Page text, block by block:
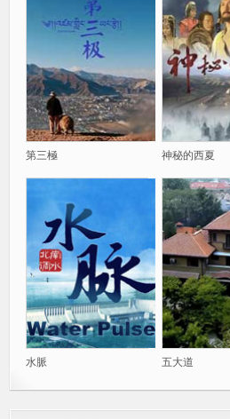
第三極 神秘的西夏
水脈 五大道